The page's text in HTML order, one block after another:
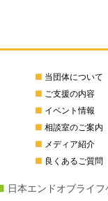
■ 当団体について
■ ご支援の内容
■ イベント情報
■ 相談室のご案内
■ メディア紹介
■ 良くあるご質問
日本エンドオブライ